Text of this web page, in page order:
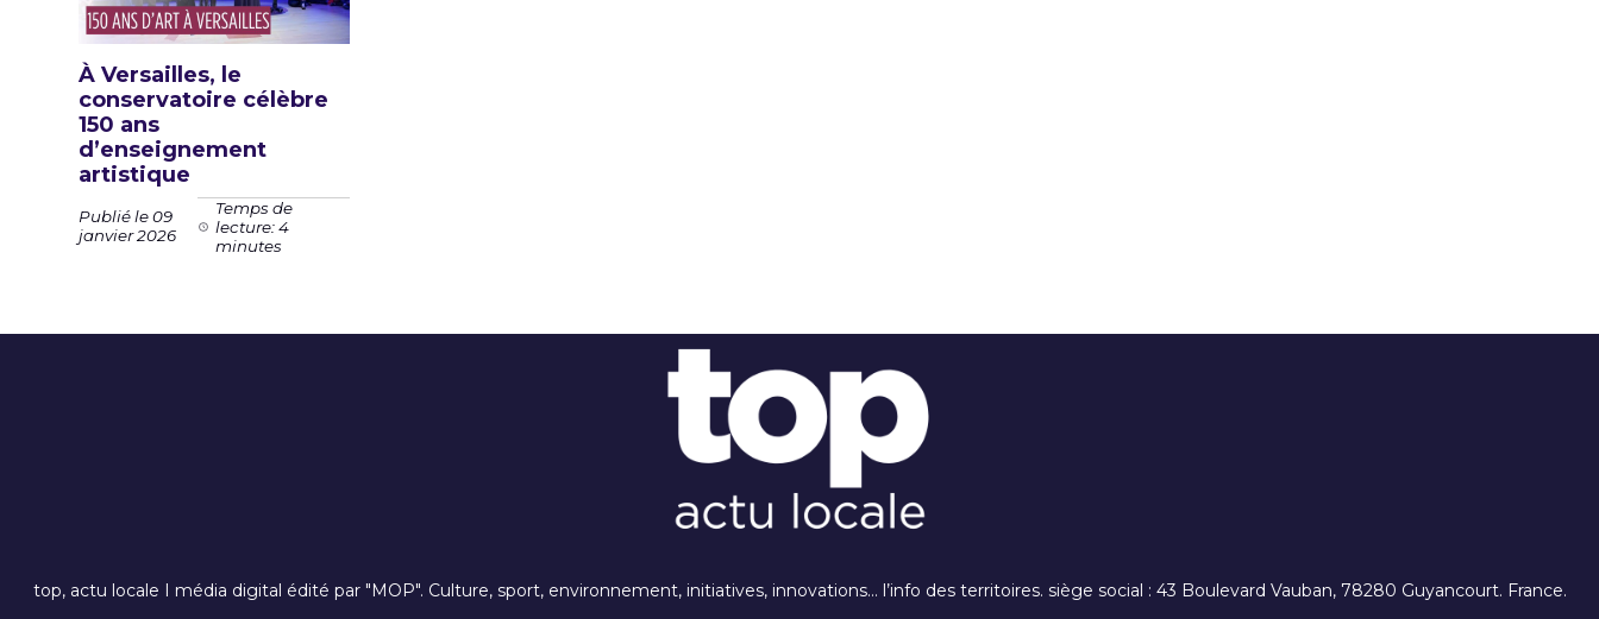
À Versailles, le
conservatoire célèbre
150 ans
d’enseignement
artistique
Publié le 09
janvier 2026
Temps de
lecture: 4
minutes
top, actu locale I média digital édité par "MOP". Culture, sport, environnement, initiatives, innovations… l’info des territoires. siège social : 43 Boulevard Vauban, 78280 Guyancourt. France.